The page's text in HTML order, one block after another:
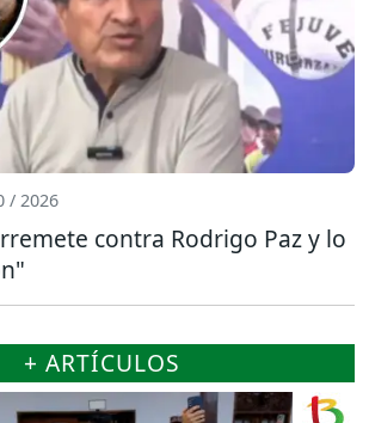
/ 2026
contra Rodrigo Paz y lo
+ ARTÍCULOS